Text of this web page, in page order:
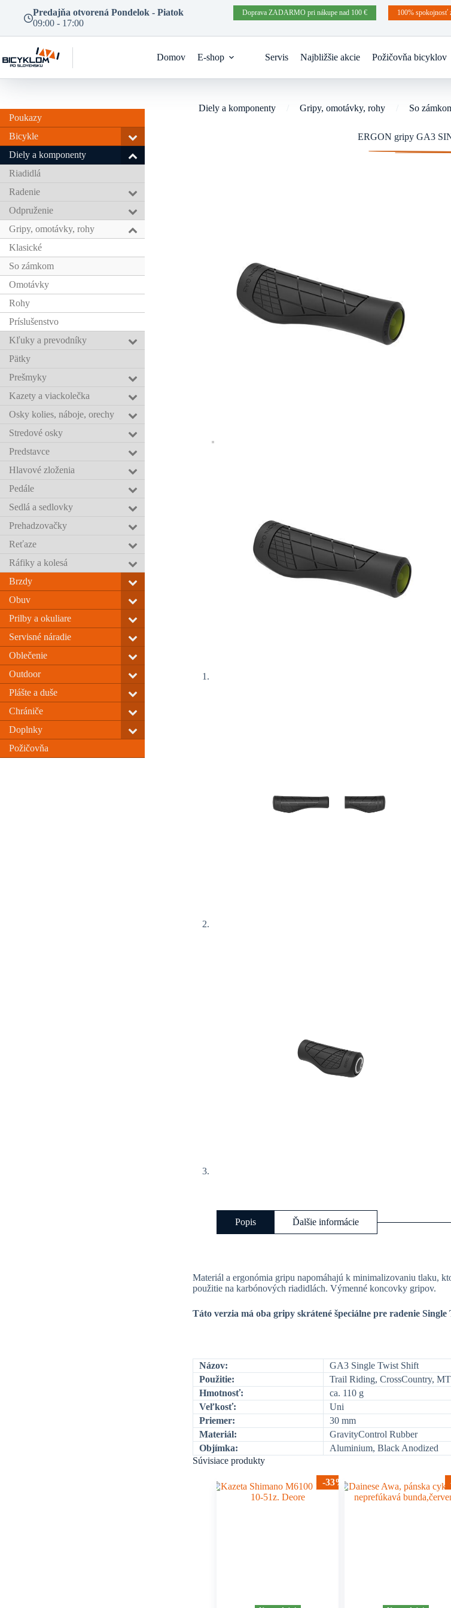
Predajňa otvorená Pondelok - Piatok
09:00 - 17:00
Doprava ZADARMO pri nákupe nad 100 € 100% spokojnosť
Domov E-shop Servis Najbližšie akcie Požičovňa bicyklov
Diely a komponenty / Gripy, omotávky, rohy / So
ERGON gripy GA3
Popis Ďalšie informácie
Materiál a ergonómia gripu napomáhajú k minimalizovaniu tlaku,
použitie na karbónových riadidlách. Výmenné koncovky gripov.
Táto verzia má oba gripy skrátené špeciálne pre radenie Single
Názov:
GA3 Single Twist Shift
Použitie:
Trail Riding, CrossCountry,
Hmotnosť:
ca. 110 g
Veľkosť:
Uni
Priemer:
30 mm
Materiál:
GravityControl Rubber
Objímka:
Aluminium, Black Anodized
Súvisiace produkty
-33%
Poukazy
Bicykle
Diely a komponenty
Riadidlá
Radenie
Odpruženie
Gripy, omotávky, rohy
Klasické
So zámkom
Omotávky
Rohy
Príslušenstvo
Kľuky a prevodníky
Pätky
Prešmyky
Kazety a viackolečka
Osky kolies, náboje, orechy
Stredové osky
Predstavce
Hlavové zloženia
Pedále
Sedlá a sedlovky
Prehadzovačky
Reťaze
Ráfiky a kolesá
Brzdy
Obuv
Prilby a okuliare
Servisné náradie
Oblečenie
Outdoor
Plášte a duše
Chrániče
Doplnky
Požičovňa